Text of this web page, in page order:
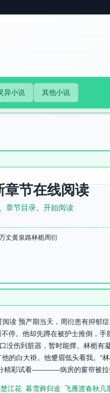
异小说 其他小说
章节在线阅读
章节目录
开始阅读
丈黄泉路林栀周衍
读 预产期当天，周衍患有抑郁
停。他却先蹲在被护士推倒，手
没伤到脏器，暂时能撑。林栀有
的白大褂。他蹙眉低头看我。“林
精彩试看————病房的窗帘被拉
江花 暮雪葬归途 飞雁渡春秋几